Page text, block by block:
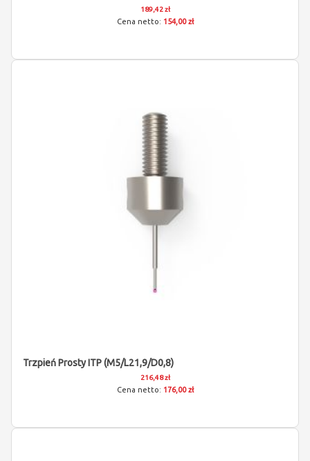
189,42 zł
154,00 zł
Trzpień Prosty ITP (M5/L21,9/D0,8)
216,48 zł
176,00 zł